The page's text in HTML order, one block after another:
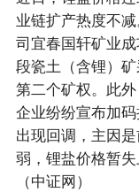
业链扩产热度不
司宜春国轩矿业
段瓷土（含锂）
第二个矿权。此
企业纷纷宣布加
出现回调，主因
弱，锂盐价格暂
（中证网）